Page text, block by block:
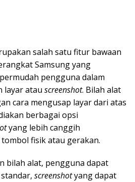
salah satu fitur bawaan
Samsung yang
pengguna dalam
layar atau screenshot. Bilah alat
cara mengusap layar dari atas
berbagai opsi
yang lebih canggih
fisik atau gerakan.
bilah alat, pengguna dapat
screenshotyang dapat